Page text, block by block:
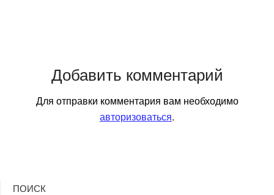
Добавить комментарий
Для отправки комментария вам необходимо
авторизоваться.
ПОИСК